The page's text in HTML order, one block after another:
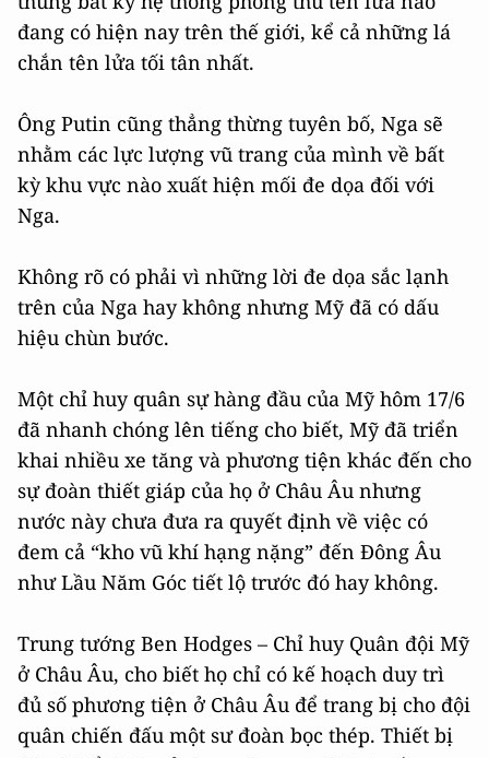
đang có hiện nay trên thế giới, kể cả những lá
chắn tên lửa tối tân nhất.
Ông Putin cũng thẳng thừng tuyên bố, Nga sẽ
nhằm các lực lượng vũ trang của mình về bất
kỳ khu vực nào xuất hiện mối đe dọa đối với
Nga.
Không rõ có phải vì những lời đe dọa sắc lạnh
trên của Nga hay không nhưng Mỹ đã có dấu
hiệu chùn bước.
Một chỉ huy quân sự hàng đầu của Mỹ hôm 17/6
đã nhanh chóng lên tiếng cho biết, Mỹ đã triển
khai nhiều xe tăng và phương tiện khác đến cho
sự đoàn thiết giáp của họ ở Châu Âu nhưng
nước này chưa đưa ra quyết định về việc có
đem cả “kho vũ khí hạng nặng” đến Đông Âu
như Lầu Năm Góc tiết lộ trước đó hay không.
Trung tướng Ben Hodges – Chỉ huy Quân đội Mỹ
ở Châu Âu, cho biết họ chỉ có kế hoạch duy trì
đủ số phương tiện ở Châu Âu để trang bị cho đội
quân chiến đấu một sư đoàn bọc thép. Thiết bị